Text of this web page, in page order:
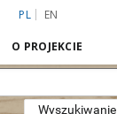
PL EN
O PROJEKCIE